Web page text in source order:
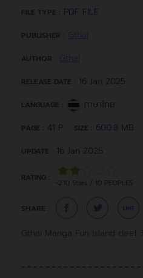
FILE TYPE : PDF FILE
PUBLISHER :
AUTHOR :
RELEASE DATE : 16 Jan 2025
LANGUAGE : ภาษาไทย
PAGE : 41 P. SIZE : 600.8 MB.
UPDATE : 16 Jan 2025
RATING :
~2.10 Stars / 10 PEOPLES
SHARE :
Gthai Manga Fun Island deel 3